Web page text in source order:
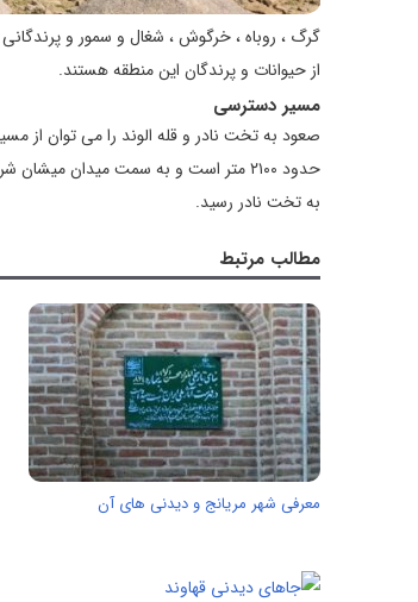
گرگ ، روباه ، خرگوش ، شغال و سمور و
از حیوانات و پرندگان این منطقه هستند.
مسیر دسترسی
صعود به تخت نادر و قله الوند را می‌ توان از
به تخت نادر رسید.
مطالب مرتبط
معرفی شهر مریانج و دیدنی های آن